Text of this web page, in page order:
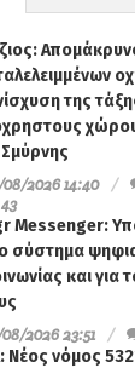
της
2026 14:40
43
Messenger:
σύστημα
και για
2026 23:51
Νέος νόμος